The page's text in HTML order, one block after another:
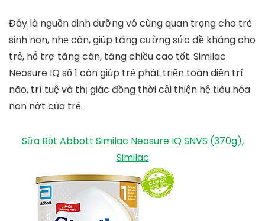
Đây là nguồn dinh dưỡng vô cùng quan trọng cho trẻ
sinh non, nhẹ cân, giúp tăng cường sức đề kháng cho
trẻ, hỗ trợ tăng cân, tăng chiều cao tốt. Similac
Neosure IQ số 1 còn giúp trẻ phát triển toàn diện trí
não, trí tuệ và thị giác đồng thời cải thiện hệ tiêu hóa
non nớt của trẻ.
Sữa Bột Abbott Similac Neosure IQ SNVS (370g),
Similac